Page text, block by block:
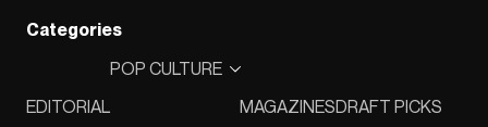
Categories
EDITORIAL
POP CULTURE
MAGAZINESDRAFT PICKS